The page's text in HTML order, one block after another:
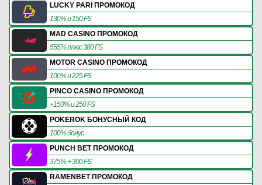
LUCKY PARI ПРОМОКОД
130% и 150 FS
MAD CASINO ПРОМОКОД
555% плюс 380 FS
MOTOR CASINO ПРОМОКОД
100% и 225 FS
PINCO CASINO ПРОМОКОД
+150% и 250 FS
POKEROK БОНУСНЫЙ КОД
100% бонус
PUNCH BET ПРОМОКОД
375% + 300 FS
RAMENBET ПРОМОКОД